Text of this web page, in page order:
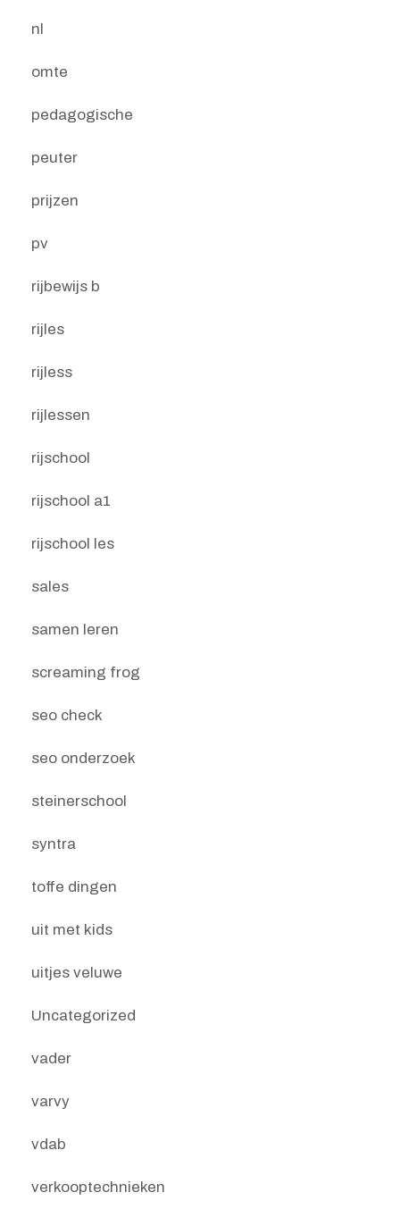
nl
omte
pedagogische
peuter
prijzen
pv
rijbewijs b
rijles
rijless
rijlessen
rijschool
rijschool a1
rijschool les
sales
samen leren
screaming frog
seo check
seo onderzoek
steinerschool
syntra
toffe dingen
uit met kids
uitjes veluwe
Uncategorized
vader
varvy
vdab
verkooptechnieken